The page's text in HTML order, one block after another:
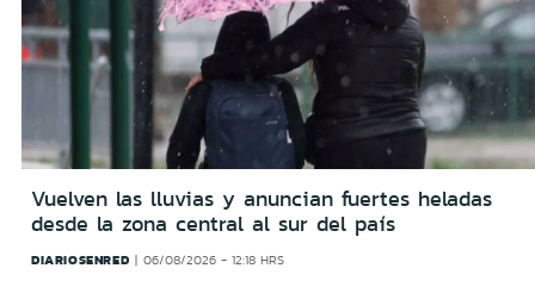
Vuelven las lluvias y anuncian fuertes heladas
desde la zona central al sur del país
DIARIOSENRED 06/08/2026 - 12:18 HRS